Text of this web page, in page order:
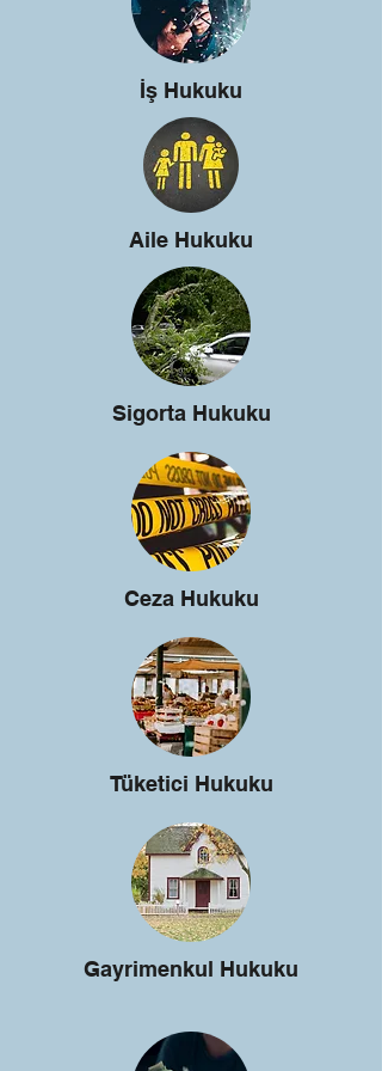
İş Hukuku
Aile Hukuku
Sigorta Hukuku
Ceza Hukuku
Tüketici Hukuku
Gayrimenkul Hukuku